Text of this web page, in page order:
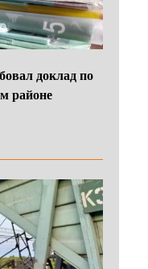
доклад по
районе